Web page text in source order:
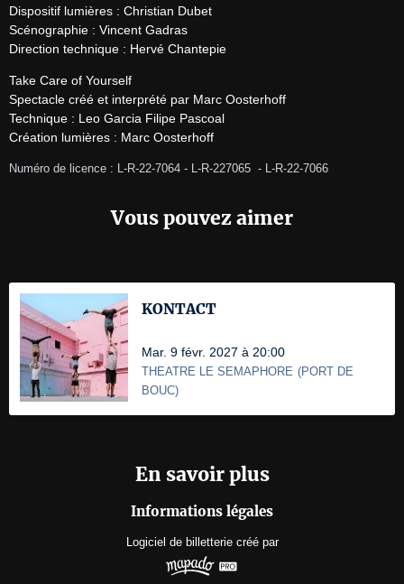
Dispositif lumières : Christian Dubet
Scénographie : Vincent Gadras
Direction technique : Hervé Chantepie
Take Care of Yourself
Spectacle créé et interprété par Marc Oosterhoff
Technique : Leo Garcia Filipe Pascoal
Création lumières : Marc Oosterhoff
Numéro de licence : L-R-22-7064 - L-R-227065  - L-R-22-7066
Vous pouvez aimer
KONTACT
Mar. 9 févr. 2027 à 20:00
THEATRE LE SEMAPHORE (PORT DE
BOUC)
En savoir plus
Informations légales
Logiciel de billetterie créé par